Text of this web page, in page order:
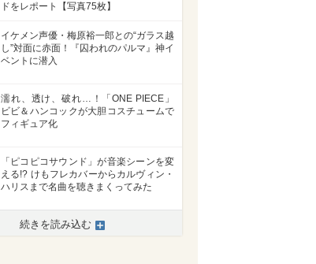
ドをレポート【写真75枚】
イケメン声優・梅原裕一郎との“ガラス越
し”対面に赤面！『囚われのパルマ』神イ
ベントに潜入
濡れ、透け、破れ…！「ONE PIECE」
ビビ＆ハンコックが大胆コスチュームで
フィギュア化
「ピコピコサウンド」が音楽シーンを変
える!? けもフレカバーからカルヴィン・
ハリスまで名曲を聴きまくってみた
続きを読み込む